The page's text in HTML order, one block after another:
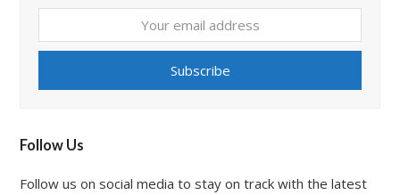
email
Subscribe
Follow Us
Follow us on social media to stay on track with the latest